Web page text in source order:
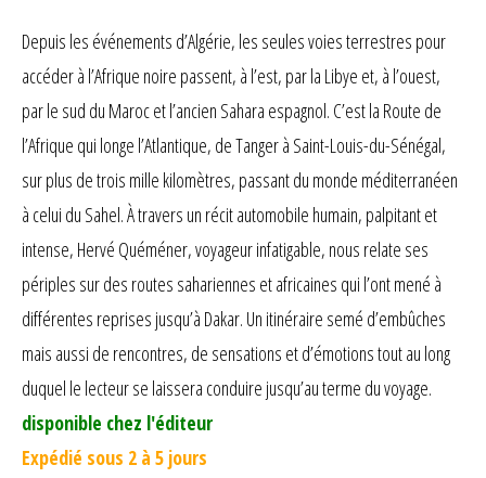
Depuis les événements d’Algérie, les seules voies terrestres pour
accéder à l’Afrique noire passent, à l’est, par la Libye et, à l’ouest,
par le sud du Maroc et l’ancien Sahara espagnol. C’est la Route de
l’Afrique qui longe l’Atlantique, de Tanger à Saint-Louis-du-Sénégal,
sur plus de trois mille kilomètres, passant du monde méditerranéen
à celui du Sahel. À travers un récit automobile humain, palpitant et
intense, Hervé Quéméner, voyageur infatigable, nous relate ses
périples sur des routes sahariennes et africaines qui l’ont mené à
différentes reprises jusqu’à Dakar. Un itinéraire semé d’embûches
mais aussi de rencontres, de sensations et d’émotions tout au long
duquel le lecteur se laissera conduire jusqu’au terme du voyage.
disponible chez l'éditeur
Expédié sous 2 à 5 jours